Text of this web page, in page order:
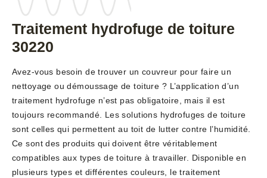
Traitement hydrofuge de toiture
30220
Avez-vous besoin de trouver un couvreur pour faire un
nettoyage ou démoussage de toiture ? L’application d’un
traitement hydrofuge n’est pas obligatoire, mais il est
toujours recommandé. Les solutions hydrofuges de toiture
sont celles qui permettent au toit de lutter contre l’humidité.
Ce sont des produits qui doivent être véritablement
compatibles aux types de toiture à travailler. Disponible en
plusieurs types et différentes couleurs, le traitement